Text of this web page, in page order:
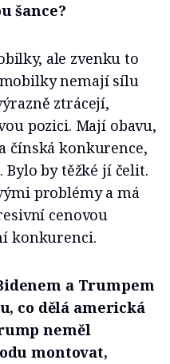
šance?
ale zvenku to
nemají sílu
ztrácejí,
pozici. Mají obavu,
čínská konkurence,
Bylo by těžké jí čelit.
problémy a má
cenovou
konkurenci.
a Trumpem
co dělá americká
neměl
montovat,